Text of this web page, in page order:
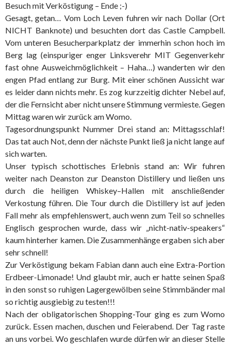
Besuch mit Verköstigung – Ende ;-)
Gesagt, getan… Vom Loch Leven fuhren wir nach Dollar (Ort
NICHT Banknote) und besuchten dort das Castle Campbell.
Vom unteren Besucherparkplatz der immerhin schon hoch im
Berg lag (einspuriger enger Linksverehr MIT Gegenverkehr
fast ohne Ausweichmöglichkeit – Haha…) wanderten wir den
engen Pfad entlang zur Burg. Mit einer schönen Aussicht war
es leider dann nichts mehr. Es zog kurzzeitig dichter Nebel auf,
der die Fernsicht aber nicht unsere Stimmung vermieste. Gegen
Mittag waren wir zurück am Womo.
Tagesordnungspunkt Nummer Drei stand an: Mittagsschlaf!
Das tat auch Not, denn der nächste Punkt ließ ja nicht lange auf
sich warten.
Unser typisch schottisches Erlebnis stand an: Wir fuhren
weiter nach Deanston zur Deanston Distillery und ließen uns
durch die heiligen Whiskey–Hallen mit anschließender
Verkostung führen. Die Tour durch die Distillery ist auf jeden
Fall mehr als empfehlenswert, auch wenn zum Teil so schnelles
Englisch gesprochen wurde, dass wir „nicht-nativ-speakers“
kaum hinterher kamen. Die Zusammenhänge ergaben sich aber
sehr schnell!
Zur Verköstigung bekam Fabian dann auch eine Extra-Portion
Erdbeer-Limonade! Und glaubt mir, auch er hatte seinen Spaß
in den sonst so ruhigen Lagergewölben seine Stimmbänder mal
so richtig ausgiebig zu testen!!!
Nach der obligatorischen Shopping-Tour ging es zum Womo
zurück. Essen machen, duschen und Feierabend. Der Tag raste
an uns vorbei. Wo geschlafen wurde dürfen wir an dieser Stelle